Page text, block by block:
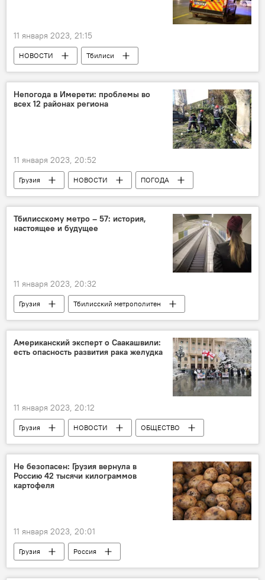
11 января 2023, 21:15
НОВОСТИ
Тбилиси
Центр оперативного управления неотложной помощи "112"
Непогода в Имерети: проблемы во
всех 12 районах региона
11 января 2023, 20:52
Грузия НОВОСТИ
ПОГОДА
Имерети
Тбилисскому метро – 57: история,
настоящее и будущее
11 января 2023, 20:32
Грузия
Тбилисский метрополитен
НОВОСТИ
Американский эксперт о Саакашвили:
есть опасность развития рака желудка
11 января 2023, 20:12
Грузия НОВОСТИ
ОБЩЕСТВО
Леван Метревели
Тбилиси
Не безопасен: Грузия вернула в
Россию 42 тысячи килограммов
картофеля
11 января 2023, 20:01
Грузия
Россия
Служба доходов министерства финансов Грузии